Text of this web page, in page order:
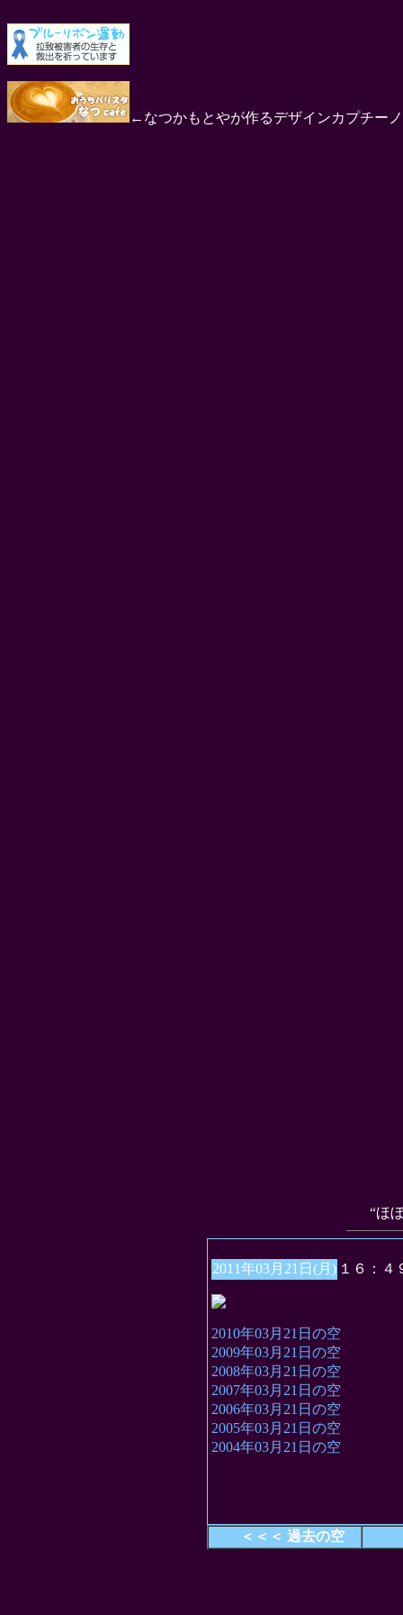
←なつかもとやが作るデザインカプチー
“ほ
2011年03月21日(月) １６：４
2010年03月21日の空
2009年03月21日の空
2008年03月21日の空
2007年03月21日の空
2006年03月21日の空
2005年03月21日の空
2004年03月21日の空
＜＜＜ 過去の空